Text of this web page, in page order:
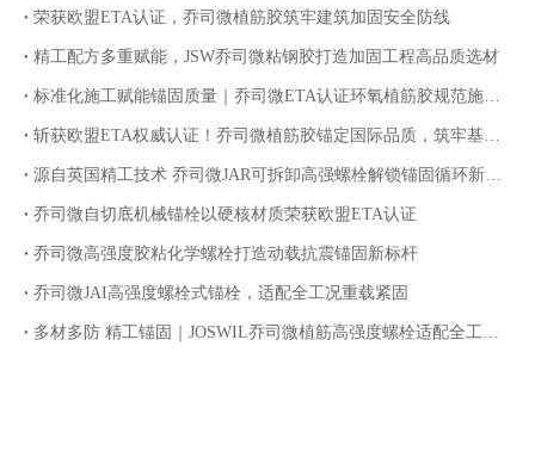
荣获欧盟ETA认证，乔司微植筋胶筑牢建筑加固安全防线
精工配方多重赋能，JSW乔司微粘钢胶打造加固工程高品质选材
标准化施工赋能锚固质量｜乔司微ETA认证环氧植筋胶规范施工指南
斩获欧盟ETA权威认证！乔司微植筋胶锚定国际品质，筑牢基建锚固安全防线
源自英国精工技术 乔司微JAR可拆卸高强螺栓解锁锚固循环新价值
乔司微自切底机械锚栓以硬核材质荣获欧盟ETA认证
乔司微高强度胶粘化学螺栓打造动载抗震锚固新标杆
乔司微JAI高强度螺栓式锚栓，适配全工况重载紧固
多材多防 精工锚固｜JOSWIL乔司微植筋高强度螺栓适配全工况腐蚀环境